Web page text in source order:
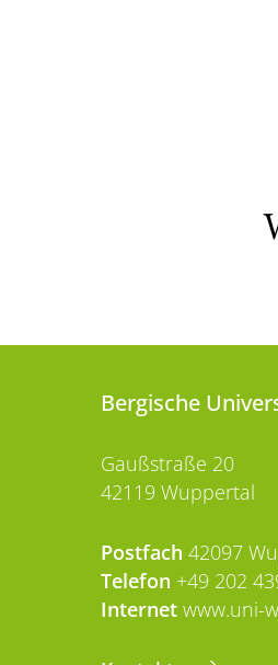
Bergische
Gaußstraße 20
42119 Wuppertal
Postfach 42097
Telefon +49 202
Internet www.uni-